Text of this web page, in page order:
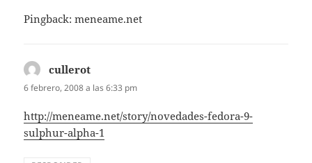
Pingback:meneame.net
cullerot
6 febrero, 2008 a las 6:33 pm
http://meneame.net/story/novedades-fedora-9-
sulphur-alpha-1